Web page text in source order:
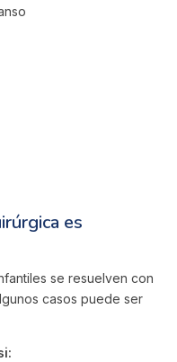
es
se resuelven con
casos puede ser